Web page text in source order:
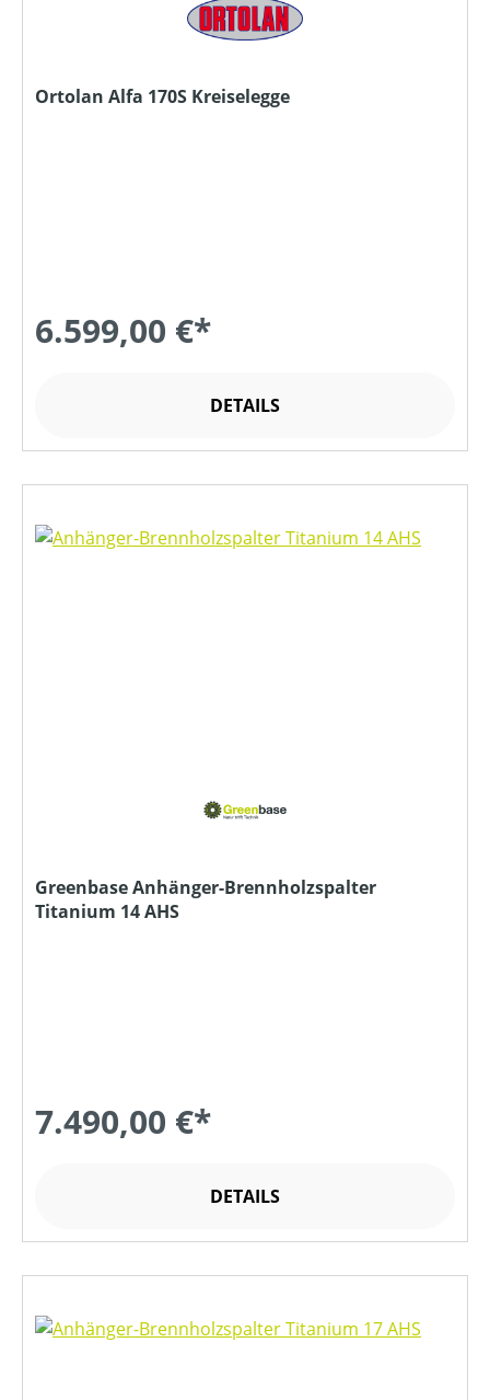
Ortolan Alfa 170S Kreiselegge
6.599,00 €*
DETAILS
Greenbase Anhänger-Brennholzspalter
Titanium 14 AHS
7.490,00 €*
DETAILS